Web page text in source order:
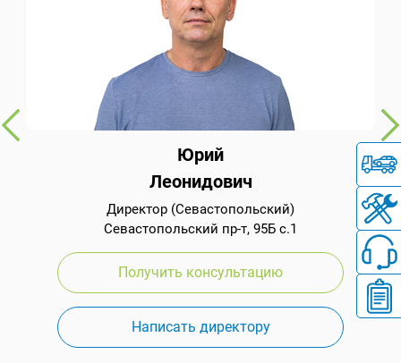
Юрий
Леонидович
Директор (Севастопольский)
Севастопольский пр-т, 95Б с.1
Получить консультацию
Написать директору